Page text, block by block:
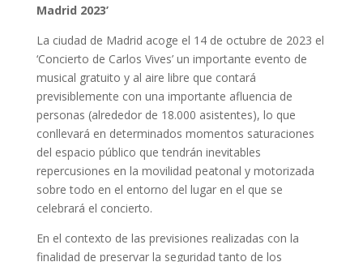
Madrid 2023’
La ciudad de Madrid acoge el 14 de octubre de 2023 el
‘Concierto de Carlos Vives’ un importante evento de
musical gratuito y al aire libre que contará
previsiblemente con una importante afluencia de
personas (alrededor de 18.000 asistentes), lo que
conllevará en determinados momentos saturaciones
del espacio público que tendrán inevitables
repercusiones en la movilidad peatonal y motorizada
sobre todo en el entorno del lugar en el que se
celebrará el concierto.
En el contexto de las previsiones realizadas con la
finalidad de preservar la seguridad tanto de los